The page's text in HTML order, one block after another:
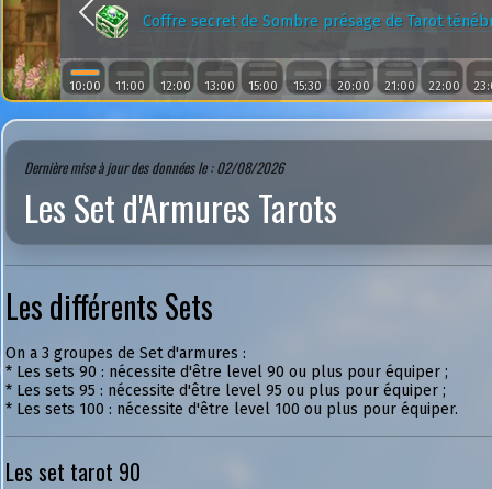
10:00 11:00 12:00 13:00 15:00 15:30 20:00 21:00 22:00
Coffre secret de Sombre présage de Tarot
Previous
Dernière mise à jour des données le : 02/08/2026
Les Set d'Armures Tarots
Les différents Sets
On a 3 groupes de Set d'armures :
* Les sets 90 : nécessite d'être level 90 ou plus pour équiper ;
* Les sets 95 : nécessite d'être level 95 ou plus pour équiper ;
* Les sets 100 : nécessite d'être level 100 ou plus pour équiper.
Les set tarot 90